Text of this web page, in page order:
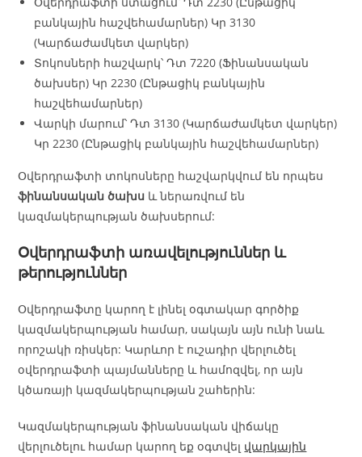
բանկային հաշվեհամարներ) Կր 3130
(Կարճաժամկետ վարկեր)
Տոկոսների հաշվարկ՝ Դտ 7220 (Ֆինանսական
ծախսեր) Կր 2230 (Ընթացիկ բանկային
հաշվեհամարներ)
Վարկի մարում՝ Դտ 3130 (Կարճաժամկետ վարկեր)
Կր 2230 (Ընթացիկ բանկային հաշվեհամարներ)
Օվերդրաֆտի տոկոսները հաշվարկվում են որպես
ֆինանսական ծախս և ներառվում են
կազմակերպության ծախսերում:
Օվերդրաֆտի առավելություններ և
թերություններ
Օվերդրաֆտը կարող է լինել օգտակար գործիք
կազմակերպության համար, սակայն այն ունի նաև
որոշակի ռիսկեր: Կարևոր է ուշադիր վերլուծել
օվերդրաֆտի պայմանները և համոզվել, որ այն
կծառայի կազմակերպության շահերին:
Կազմակերպության ֆինանսական վիճակը
վերլուծելու համար կարող եք օգտվել վարկային